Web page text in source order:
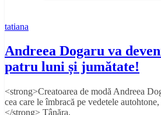
tatiana
Andreea Dogaru va
patru luni și jumătate!
<strong>Creatoarea de modă Andreea
cea care le îmbracă pe vedetele
</strong> Tânăra,